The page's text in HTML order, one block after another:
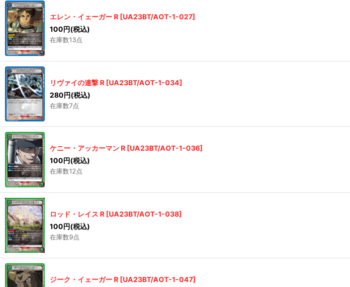
エレン・イェーガー R [UA23BT/AOT-1-027]
100円(税込)
在庫数13点
リヴァイの連撃 R [UA23BT/AOT-1-034]
280円(税込)
在庫数7点
ケニー・アッカーマン R [UA23BT/AOT-1-036]
100円(税込)
在庫数12点
ロッド・レイス R [UA23BT/AOT-1-038]
100円(税込)
在庫数9点
ジーク・イェーガー R [UA23BT/AOT-1-047]